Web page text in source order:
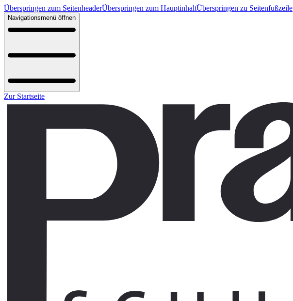
Überspringen zum SeitenheaderÜberspringen zum HauptinhaltÜberspringen zu Seitenfußzeile
Navigationsmenü öffnen
Zur Startseite